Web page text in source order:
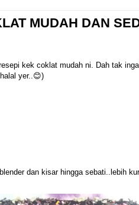
MUDAH DAN
kek coklat mudah ni. Dah tak
yer..😊)
dan kisar hingga sebati..lebih